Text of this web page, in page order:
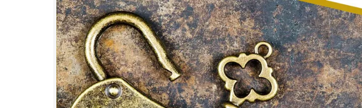
Unter dem Inhalt